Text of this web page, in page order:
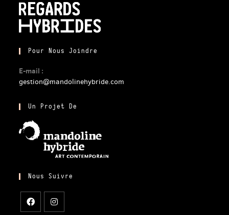
Pour Nous Joindre
E-mail :
gestion@mandolinehybride.com
Un Projet De
Nous Suivre